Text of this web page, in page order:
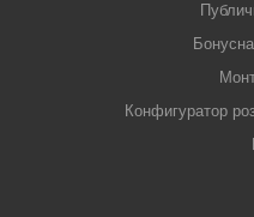
Конфигуратор